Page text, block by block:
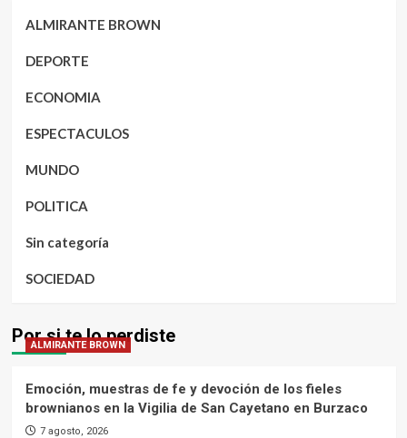
ALMIRANTE BROWN
DEPORTE
ECONOMIA
ESPECTACULOS
MUNDO
POLITICA
Sin categoría
SOCIEDAD
Por si te lo perdiste
ALMIRANTE BROWN
Emoción, muestras de fe y devoción de los fieles
brownianos en la Vigilia de San Cayetano en Burzaco
7 agosto, 2026